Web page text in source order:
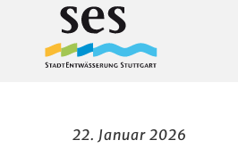
22. Januar 2026